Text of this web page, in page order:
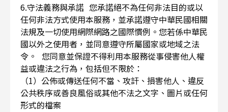
6.守法義務與承諾 您承諾絕不為任何非法目的或以
任何非法方式使用本服務，並承諾遵守中華民國相關
法規及一切使用網際網路之國際慣例。您若係中華民
國以外之使用者，並同意遵守所屬國家或地域之法
令。 您同意並保證不得利用本服務從事侵害他人權
益或違法之行為，包括但不限於：
（1）公佈或傳送任何不當、攻訐、損害他人、違反
公共秩序或善良風俗或其他不法之文字、圖片或任何
形式的檔案